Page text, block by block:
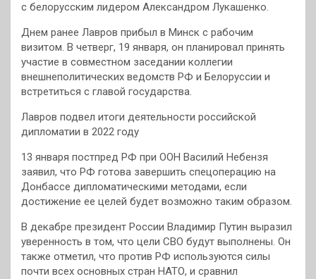
с белорусским лидером Александром Лукашенко.
Днем ранее Лавров прибыл в Минск с рабочим
визитом. В четверг, 19 января, он планировал принять
участие в совместном заседании коллегии
внешнеполитических ведомств РФ и Белоруссии и
встретиться с главой государства.
Лавров подвел итоги деятельности российской
дипломатии в 2022 году
13 января постпред РФ при ООН Василий Небензя
заявил, что РФ готова завершить спецоперацию на
Донбассе дипломатическими методами, если
достижение ее целей будет возможно таким образом.
В декабре президент России Владимир Путин выразил
уверенность в том, что цели СВО будут выполнены. Он
также отметил, что против РФ используются силы
почти всех основных стран НАТО, и сравнил